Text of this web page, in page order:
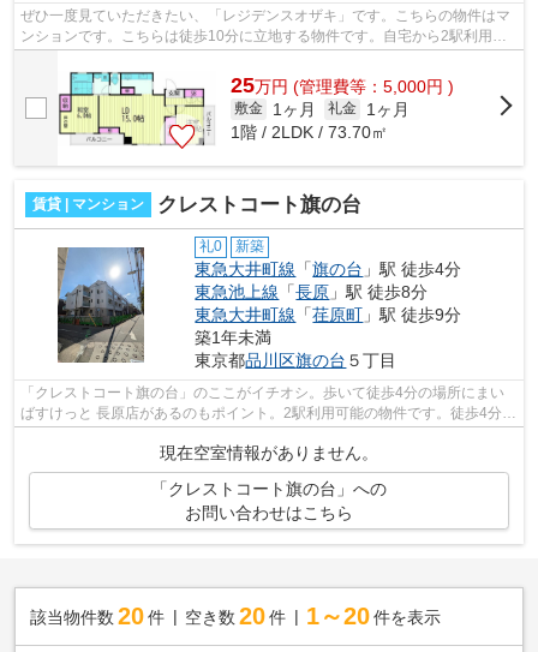
ぜひ一度見ていただきたい、「レジデンスオザキ」です。こちらの物件はマ
ンションです。こちらは徒歩10分に立地する物件です。自宅から2駅利用で
25万円 (管理費等：5,000円 )
敷金 1ヶ月 礼金
1ヶ月
1階 / 2LDK / 73.70㎡
賃貸 | マンション クレストコート旗の台
礼0 新築
東急大井町線 「旗の台 」駅 徒歩4分
東急池上線 「長原 」駅 徒歩8分
東急大井町線 「荏原町 」駅 徒歩9分
築1年未満
東京都品川区旗の台 ５丁目
「クレストコート旗の台」のここがイチオシ。歩いて徒歩4分の場所にまい
ばすけっと 長原店があるのもポイント。2駅利用可能の物件です。徒歩4分の
現在空室情報がありません。
「クレストコート旗の台」への
お問い合わせはこちら
該当物件数 20件 空き数 20 件 1～20 件を表示